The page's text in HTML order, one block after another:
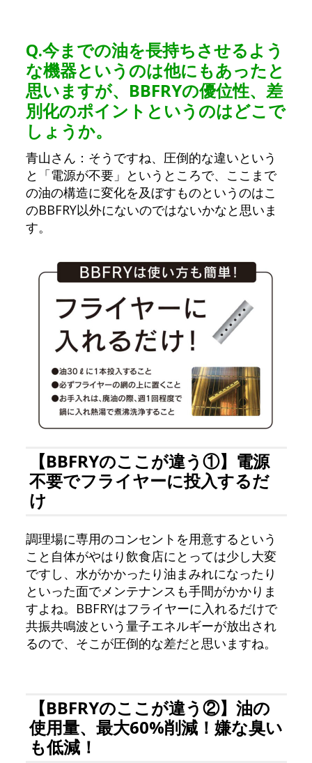
Q.今までの油を長持ちさせるよう
な機器というのは他にもあったと
思いますが、BBFRYの優位性、差
別化のポイントというのはどこで
しょうか。
青山さん：そうですね、圧倒的な違いという
と「電源が不要」というところで、ここまで
の油の構造に変化を及ぼすものというのはこ
のBBFRY以外にないのではないかなと思いま
す。
【BBFRYのここが違う①】電源
不要でフライヤーに投入するだ
け
調理場に専用のコンセントを用意するという
こと自体がやはり飲食店にとっては少し大変
ですし、水がかかったり油まみれになったり
といった面でメンテナンスも手間がかかりま
すよね。BBFRYはフライヤーに入れるだけで
共振共鳴波という量子エネルギーが放出され
るので、そこが圧倒的な差だと思いますね。
【BBFRYのここが違う②】油の
使用量、最大60%削減！嫌な臭い
も低減！